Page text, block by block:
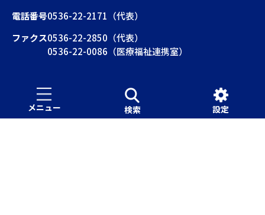
メニュー 検索 設定
電話番号0536-22-2171（代表）
ファクス0536-22-2850（代表）
0536-22-0086（医療福祉連携室）
お問い合わせ 新城市トップページ